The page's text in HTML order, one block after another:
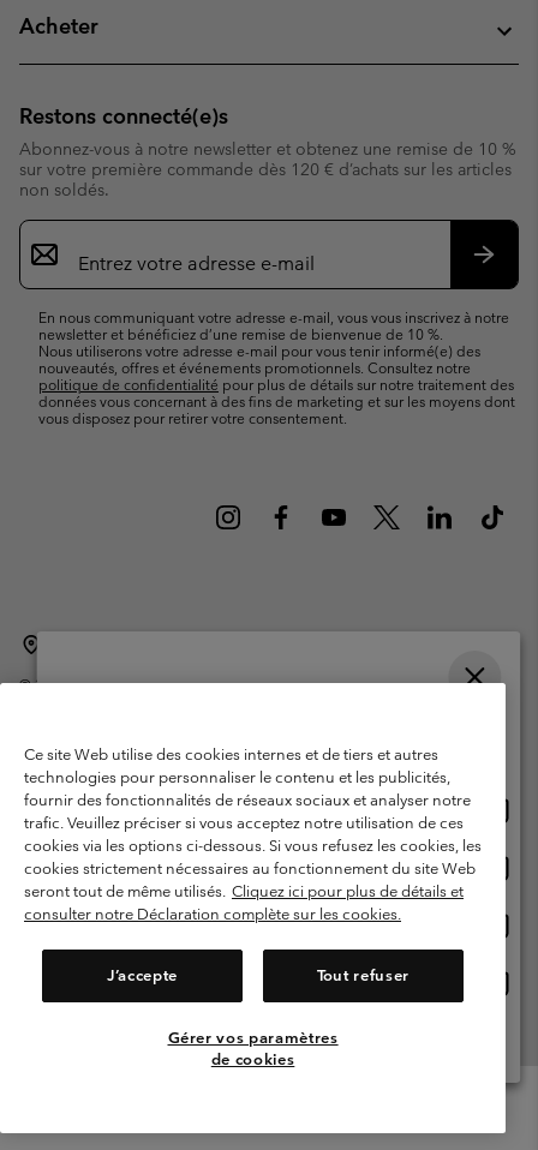
Acheter
Restons connecté(e)s
Abonnez-vous à notre newsletter et obtenez une remise de 10 %
sur votre première commande dès 120 € d’achats sur les articles
non soldés.
Inscription
par
e-
En nous communiquant votre adresse e-mail, vous vous inscrivez à notre
newsletter et bénéficiez d’une remise de bienvenue de 10 %.
Nous utiliserons votre adresse e-mail pour vous tenir informé(e) des
nouveautés, offres et événements promotionnels. Consultez notre
politique de confidentialité pour plus de détails sur notre traitement des
données vous concernant à des fins de marketing et sur les moyens dont
vous disposez pour retirer votre consentement.
©2026Columbia Sportswear International Sarl. Avenue des Morgines, 12
Garanties Légales
Politique de confidentialité
Conditions d'utilisation - Membres
Conditions D'utilisation - Contenu généré par l'utilisateur
Impressum
Cookies
Ce site Web utilise des cookies internes et de tiers et autres
technologies pour personnaliser le contenu et les publicités,
fournir des fonctionnalités de réseaux sociaux et analyser notre
trafic. Veuillez préciser si vous acceptez notre utilisation de ces
cookies via les options ci-dessous. Si vous refusez les cookies, les
cookies strictement nécessaires au fonctionnement du site Web
seront tout de même utilisés. Cliquez ici pour plus de détails et
consulter notre Déclaration complète sur les cookies.
J’accepte Tout refuser
Gérer vos paramètres
de cookies
Achats en ligne disponibles
United States
ligne
Belgium-English
ligne
Belgium-Français
ligne
Belgium-Dutch
Voir Tous Les Pays